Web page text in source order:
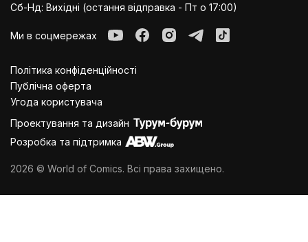
Сб-Нд: Вихідні (остання відправка - Пт о 17:00)
Ми в соцмережах
Політика конфіденційності
Публiчна оферта
Угода користувача
Проектування та дизайн
Розробка та підтримка
2026 © World of Comics. Всі права захищено.